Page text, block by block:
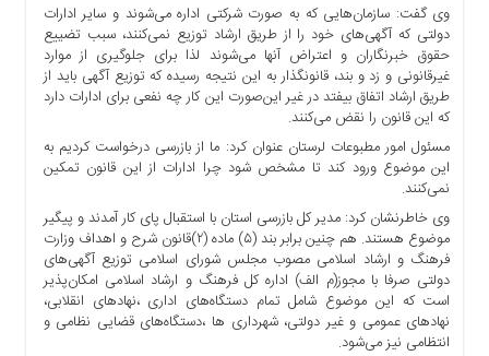
چند
رسانه
ارتباط
برگه
تعرفه
درباره
وی گفت: سازمان‌هایی که به صورت شرکتی اداره می‌شوند و سایر ادارات
دولتی که آگهی‌های خود را از طریق ارشاد توزیع نمی‌کنند، سبب تضییع
حقوق خبرنگاران و اعتراض آنها می‌شوند لذا برای جلوگیری از موارد
غیرقانونی و زد و بند، قانونگذار به این نتیجه رسیده که توزیع آگهی باید از
طریق ارشاد اتفاق بیفتد در غیر این‌صورت این کار چه نفعی برای ادارات دارد
که این قانون را نقض می‌کنند.
مسئول امور مطبوعات لرستان عنوان کرد: ما از بازرسی درخواست کردیم به
این موضوع ورود کند تا مشخص شود چرا ادارات از این قانون تمکین
نمی‌کنند.
وی خاطرنشان کرد: مدیر کل بازرسی استان با استقبال پای کار آمدند و پیگیر
موضوع هستند. هم چنین برابر بند (۵) ماده (۲)قانون شرح و اهداف وزارت
فرهنگ و ارشاد اسلامی مصوب مجلس شورای اسلامی توزیع آگهی‌های
دولتی صرفا با مجوز(م الف) اداره کل فرهنگ و ارشاد اسلامی امکان‌پذیر
است که این موضوع شامل تمام دستگاه‌های اداری ،نهادهای انقلابی،
نهادهای عمومی و غیر دولتی، شهرداری ‌ها ،دستگاه‌های قضایی نظامی و
انتظامی نیز می‌شود.